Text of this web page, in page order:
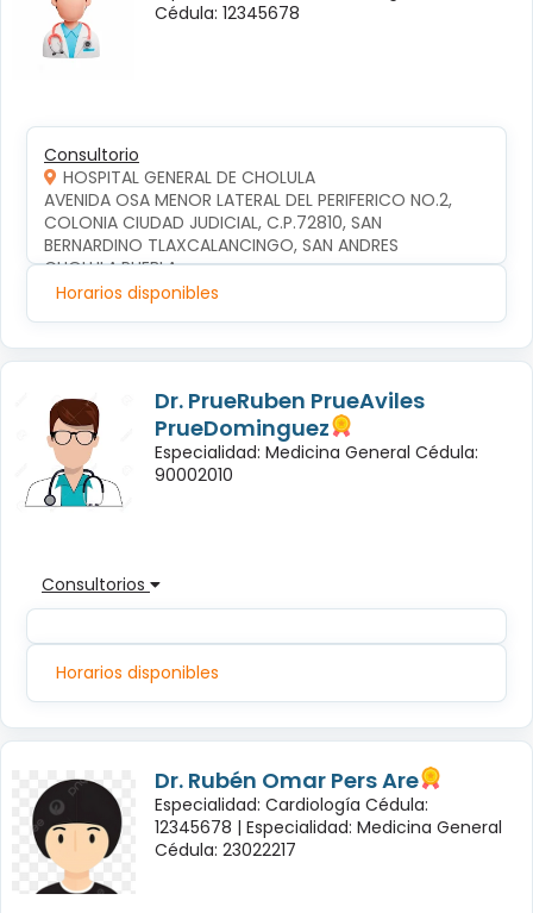
Cédula: 12345678
Consultorio
HOSPITAL GENERAL DE CHOLULA
AVENIDA OSA MENOR LATERAL DEL PERIFERICO NO.2,
COLONIA CIUDAD JUDICIAL, C.P.72810, SAN
BERNARDINO TLAXCALANCINGO, SAN ANDRES
CHOLULA,PUEBLA
Horarios disponibles
Dr. PrueRuben PrueAviles
PrueDominguez
Especialidad: Medicina General Cédula:
90002010
Consultorios
Horarios disponibles
Dr. Rubén Omar Pers Are
Especialidad: Cardiología Cédula:
12345678 | Especialidad: Medicina General
Cédula: 23022217